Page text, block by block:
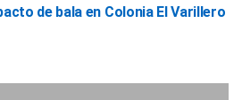
de bala en Colonia El Varillero